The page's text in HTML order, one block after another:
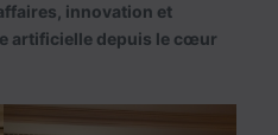
innovation et
artificielle depuis le cœur